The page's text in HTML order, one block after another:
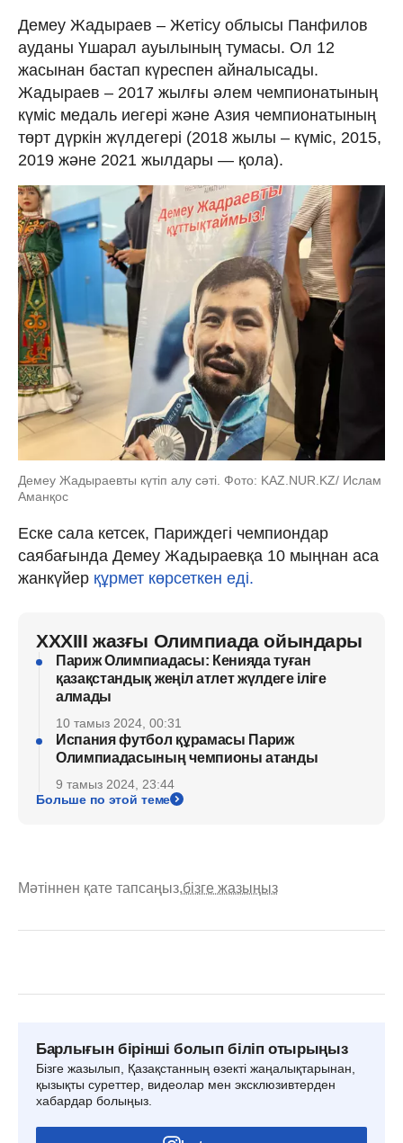
Демеу Жадыраев – Жетісу облысы Панфилов
ауданы Үшарал ауылының тумасы. Ол 12
жасынан бастап күреспен айналысады.
Жадыраев – 2017 жылғы әлем чемпионатының
күміс медаль иегері және Азия чемпионатының
төрт дүркін жүлдегері (2018 жылы – күміс, 2015,
2019 және 2021 жылдары — қола).
Демеу Жадыраевты күтіп алу сәті. Фото: KAZ.NUR.KZ/ Ислам
Аманқос
Еске сала кетсек, Париждегі чемпиондар
саябағында Демеу Жадыраевқа 10 мыңнан аса
жанкүйер құрмет көрсеткен еді.
XXXIII жазғы Олимпиада ойындары
Париж Олимпиадасы: Кенияда туған
қазақстандық жеңіл атлет жүлдеге іліге
алмады
10 тамыз 2024, 00:31
Испания футбол құрамасы Париж
Олимпиадасының чемпионы атанды
9 тамыз 2024, 23:44
Больше по этой теме
Мәтіннен қате тапсаңыз,бізге жазыңыз
Барлығын бірінші болып біліп отырыңыз
Бізге жазылып, Қазақстанның өзекті жаңалықтарынан,
қызықты суреттер, видеолар мен эксклюзивтерден
хабардар болыңыз.